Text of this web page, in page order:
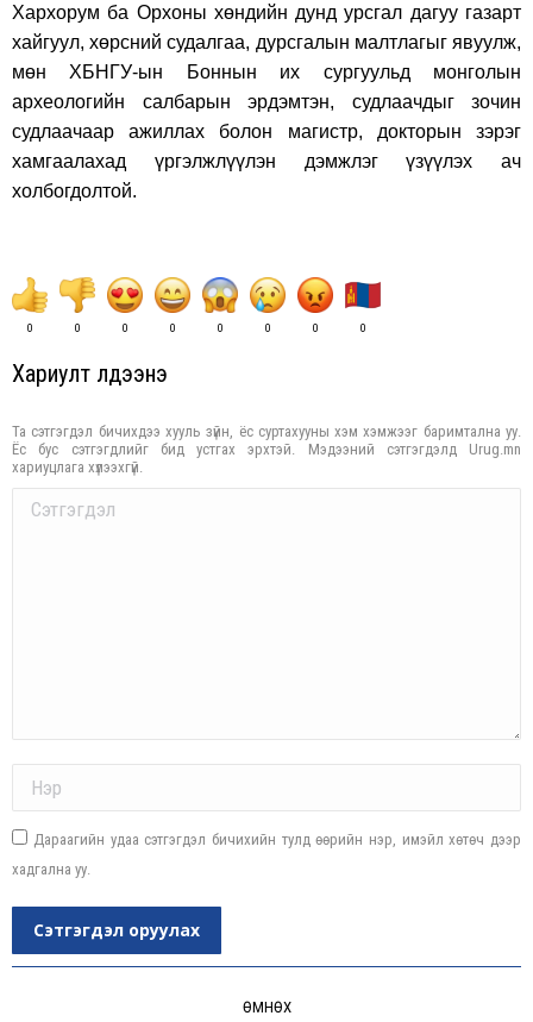
Хархорум ба Орхоны хөндийн дунд урсгал дагуу газарт
хайгуул, хөрсний судалгаа, дурсгалын малтлагыг явуулж,
мөн ХБНГУ-ын Боннын их сургуульд монголын
археологийн салбарын эрдэмтэн, судлаачдыг зочин
судлаачаар ажиллах болон магистр, докторын зэрэг
хамгаалахад үргэлжлүүлэн дэмжлэг үзүүлэх ач
холбогдолтой.
0 0 0 0 0 0 0 0
Хариулт үлдээнэ үү
Та сэтгэгдэл бичихдээ хууль зүйн, ёс суртахууны хэм хэмжээг баримтална уу.
Ёс бус сэтгэгдлийг бид устгах эрхтэй. Мэдээний сэтгэгдэлд Urug.mn
хариуцлага хүлээхгүй.
Comment
Дараагийн удаа сэтгэгдэл бичихийн тулд өөрийн нэр, имэйл хөтөч дээр
хадгална уу.
Сэтгэгдэл оруулах
ӨМНӨХ